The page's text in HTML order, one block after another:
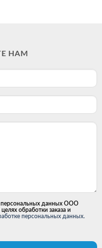
НАМ
персональных данных ООО
обработки заказа и
персональных данных.